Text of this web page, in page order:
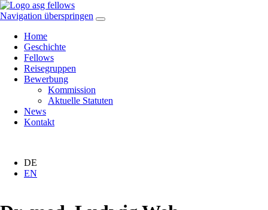
Navigation überspringen
Home
Geschichte
Fellows
Reisegruppen
Bewerbung
Kommission
Aktuelle Statuten
News
Kontakt
DE
EN